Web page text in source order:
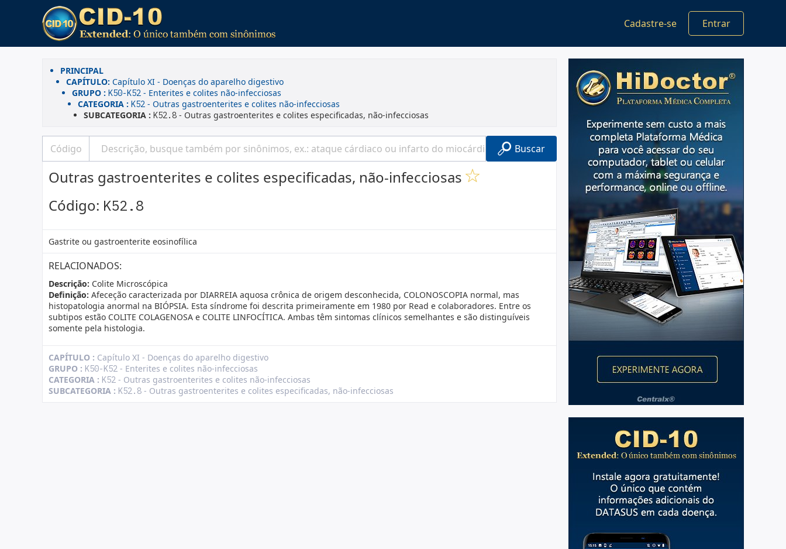
Cadastre-se Entrar
PRINCIPAL
CAPÍTULO: Capítulo XI - Doenças do aparelho digestivo
GRUPO : K50-K52 - Enterites e colites não-infecciosas
CATEGORIA : K52 - Outras gastroenterites e colites não-infecciosas
SUBCATEGORIA : K52.8 - Outras gastroenterites e colites especificadas, não-infecciosas
Buscar
Outras gastroenterites e colites especificadas, não-infecciosas
Código: K52.8
Gastrite ou gastroenterite eosinofílica
RELACIONADOS:
Descrição: Colite Microscópica
Definição: Afeceção caracterizada por DIARREIA aquosa crônica de origem desconhecida, COLONOSCOPIA normal, mas
histopatologia anormal na BIÓPSIA. Esta síndrome foi descrita primeiramente em 1980 por Read e colaboradores. Entre os
subtipos estão COLITE COLAGENOSA e COLITE LINFOCÍTICA. Ambas têm sintomas clínicos semelhantes e são distinguíveis
somente pela histologia.
CAPÍTULO : Capítulo XI - Doenças do aparelho digestivo
GRUPO : K50-K52 - Enterites e colites não-infecciosas
CATEGORIA : K52 - Outras gastroenterites e colites não-infecciosas
SUBCATEGORIA : K52.8 - Outras gastroenterites e colites especificadas, não-infecciosas